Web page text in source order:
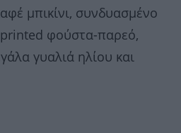
μπικίνι, συνδυασμένο
φούστα-παρεό,
γυαλιά ηλίου και